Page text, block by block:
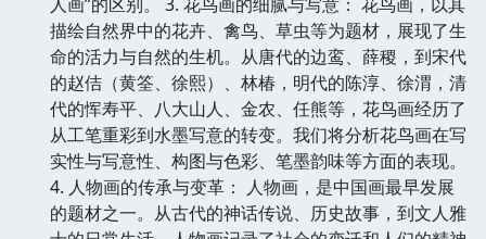
描绘自然界中的花卉、禽鸟、草虫等为题材，展现了生
命的活力与自然的生机。从唐代的边鸾、薛稷，到宋代
的赵佶（黄筌、徐熙）、林椿，明代的陈淳、徐渭，清
代的恽寿平、八大山人、金农、任熊等，花鸟画经历了
从工笔重彩到水墨写意的转变。我们将分析花鸟画在写
实性与写意性、构图与色彩、笔墨韵味等方面的表现。
4. 人物画的传承与变革： 人物画，是中国画最早发展
的题材之一。从古代的神话传说、历史故事，到文人雅